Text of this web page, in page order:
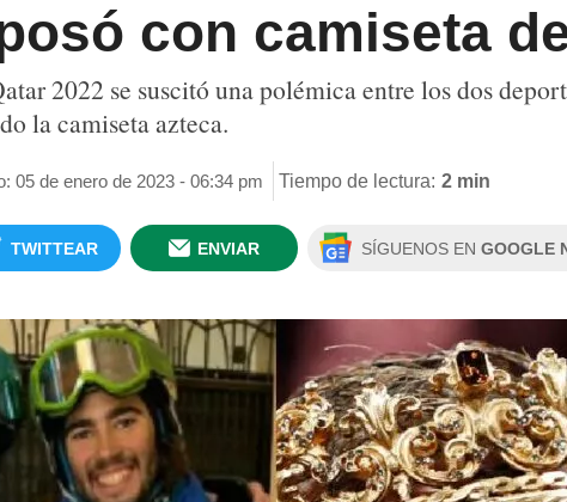
con camiseta
2022 se suscitó una polémica entre los dos
la camiseta azteca.
05 de enero de 2023 - 06:34 pm Tiempo de lectura: 2 min
TWITTEAR ENVIAR SÍGUENOS EN GOOGLE